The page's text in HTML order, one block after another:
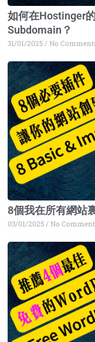
如何在Hostinger
Subdomain？
31/01/2025 No
8個我在所有網站
03/01/2025 No